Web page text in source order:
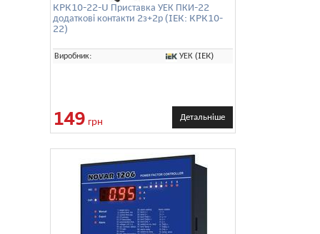
KPK10-22-U Приставка УЕК ПКИ-22
додаткові контакти 2з+2р (IEK: KPK10-
22)
Виробник: УЕК (IEK)
149 грн Детальніше